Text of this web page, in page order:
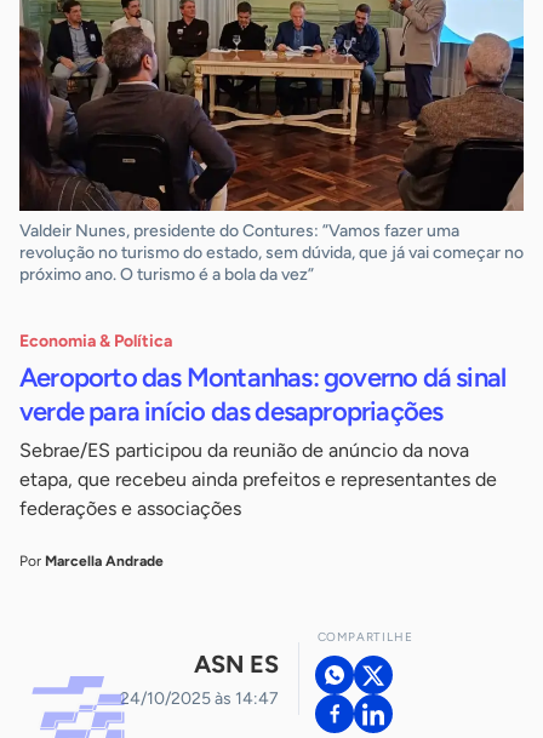
Valdeir Nunes, presidente do Contures: ”Vamos fazer uma
revolução no turismo do estado, sem dúvida, que já vai começar no
próximo ano. O turismo é a bola da vez”
Economia & Política
Aeroporto das Montanhas: governo dá sinal
verde para início das desapropriações
Sebrae/ES participou da reunião de anúncio da nova
etapa, que recebeu ainda prefeitos e representantes de
federações e associações
Por Marcella Andrade
ASN ES
24/10/2025 às 14:47
COMPARTILHE